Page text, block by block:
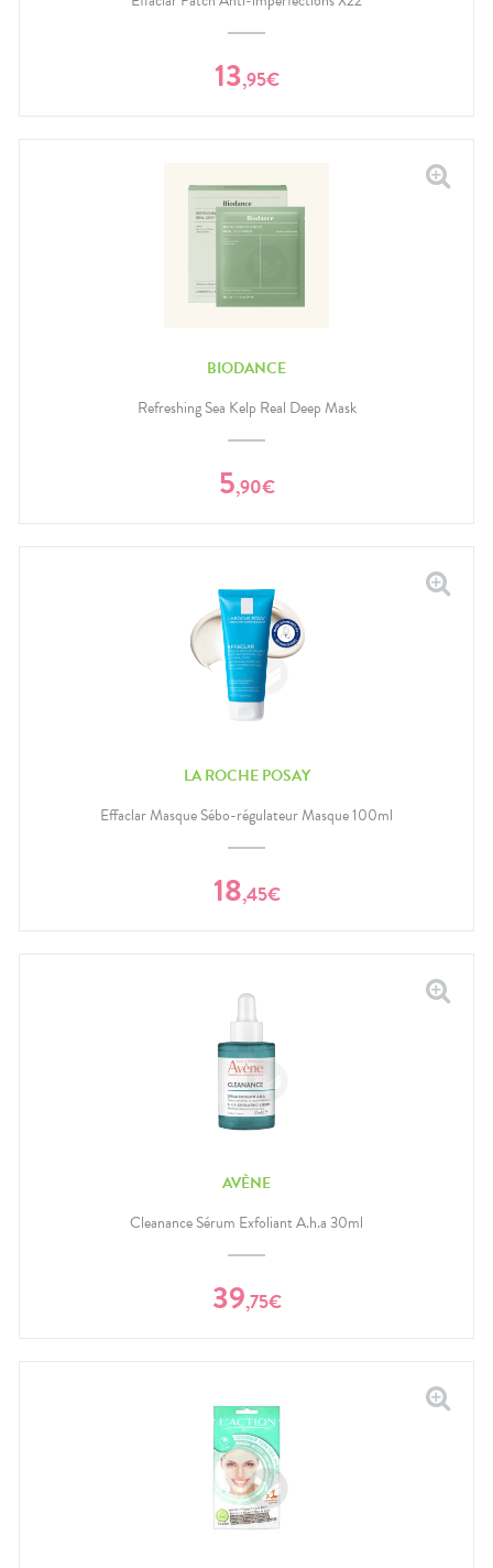
13,95€
BIODANCE
Refreshing Sea Kelp Real Deep Mask
5,90€
LA ROCHE POSAY
Effaclar Masque Sébo-régulateur Masque 100ml
18,45€
AVÈNE
Cleanance Sérum Exfoliant A.h.a 30ml
39,75€